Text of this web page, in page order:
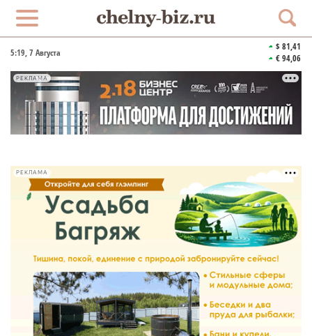
5:19, 7 Августа
$ 81,41
€ 94,06
РЕКЛАМА
РЕКЛАМА